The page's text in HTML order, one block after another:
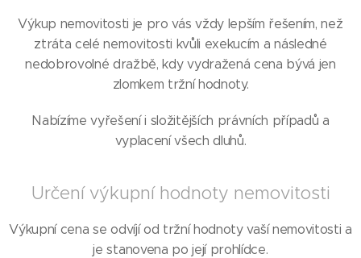
Výkup nemovitosti je pro vás vždy lepším řešením, než
ztráta celé nemovitosti kvůli exekucím a následné
nedobrovolné dražbě, kdy vydražená cena bývá jen
zlomkem tržní hodnoty.
Nabízíme vyřešení i složitějších právních případů a
vyplacení všech dluhů.
Určení výkupní hodnoty nemovitosti
Výkupní cena se odvíjí od tržní hodnoty vaší nemovitosti a
je stanovena po její prohlídce.